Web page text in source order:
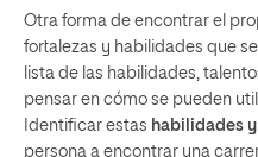
Otra forma de encontrar el
fortalezas y habilidades que
lista de las habilidades,
pensar en cómo se pueden
Identificar estas habilidades
persona a encontrar una